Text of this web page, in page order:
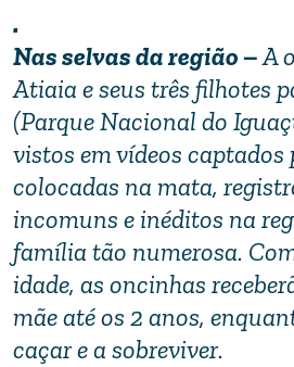
.
Nas selvas da região –A
Atiaia e seus três filhotes
(Parque Nacional do
vistos em vídeos captados
colocadas na mata,
incomuns e inéditos na
família tão numerosa.
idade, as oncinhas
mãe até os 2 anos,
caçar e a sobreviver.